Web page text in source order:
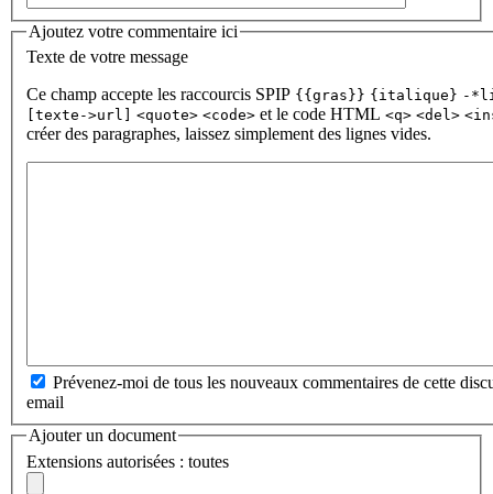
Ajoutez votre commentaire ici
Texte de votre message
Ce champ accepte les raccourcis SPIP {{gras}} {italique} -
[texte->url]
<quote> <code> et le code HTML <q> <del>
créer des paragraphes, laissez simplement des lignes vides.
Prévenez-moi de tous les nouveaux commentaires de cette
email
Ajouter un document
Extensions autorisées : toutes